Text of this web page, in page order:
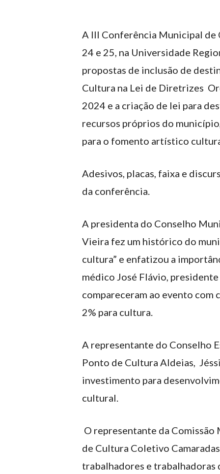
A III Conferência Municipal de
24 e 25, na Universidade
propostas de inclusão de
Cultura na Lei de Diretrizes
2024 e a criação de lei para
recursos próprios do
para o fomento artístico
Adesivos, placas, faixa e
da conferência.
A presidenta do Conselho
Vieira fez um histórico do
cultura” e enfatizou a
médico José Flávio,
compareceram ao evento com
2% para cultura.
A representante do Conselho
Ponto de Cultura Aldeias,
investimento para
cultural.
O representante da
de Cultura Coletivo
trabalhadores e trabalhadoras